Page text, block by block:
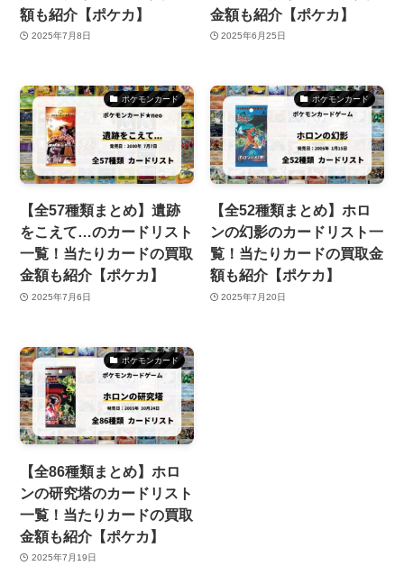
額も紹介【ポケカ】
2025年7月8日
金額も紹介【ポケカ】
2025年6月25日
ポケモンカード
【全57種類まとめ】遺跡
をこえて…のカードリスト
一覧！当たりカードの買取
金額も紹介【ポケカ】
2025年7月6日
ポケモンカード
【全52種類まとめ】ホロ
ンの幻影のカードリスト一
覧！当たりカードの買取金
額も紹介【ポケカ】
2025年7月20日
ポケモンカード
【全86種類まとめ】ホロ
ンの研究塔のカードリスト
一覧！当たりカードの買取
金額も紹介【ポケカ】
2025年7月19日